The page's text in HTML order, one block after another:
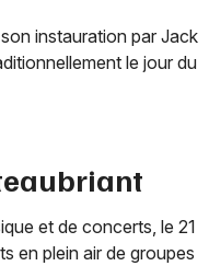
instauration par Jack
le jour du
et de concerts, le 21
en plein air de groupes